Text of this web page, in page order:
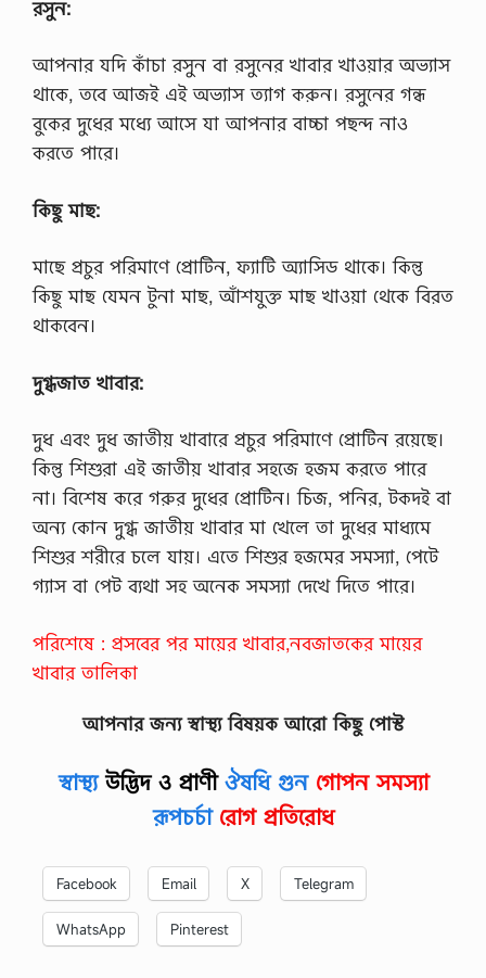
রসুন:
আপনার যদি কাঁচা রসুন বা রসুনের খাবার খাওয়ার অভ্যাস
থাকে, তবে আজই এই অভ্যাস ত্যাগ করুন। রসুনের গন্ধ
বুকের দুধের মধ্যে আসে যা আপনার বাচ্চা পছন্দ নাও
করতে পারে।
কিছু মাছ:
মাছে প্রচুর পরিমাণে প্রোটিন, ফ্যাটি অ্যাসিড থাকে। কিন্তু
কিছু মাছ যেমন টুনা মাছ, আঁশযুক্ত মাছ খাওয়া থেকে বিরত
থাকবেন।
দুগ্ধজাত খাবার:
দুধ এবং দুধ জাতীয় খাবারে প্রচুর পরিমাণে প্রোটিন রয়েছে।
কিন্তু শিশুরা এই জাতীয় খাবার সহজে হজম করতে পারে
না। বিশেষ করে গরুর দুধের প্রোটিন। চিজ, পনির, টকদই বা
অন্য কোন দুগ্ধ জাতীয় খাবার মা খেলে তা দুধের মাধ্যমে
শিশুর শরীরে চলে যায়। এতে শিশুর হজমের সমস্যা, পেটে
গ্যাস বা পেট ব্যথা সহ অনেক সমস্যা দেখে দিতে পারে।
পরিশেষে : প্রসবের পর মায়ের খাবার,নবজাতকের মায়ের
খাবার তালিকা
আপনার জন্য স্বাস্থ্য বিষয়ক আরো কিছু পোস্ট
স্বাস্থ্য উদ্ভিদ ও প্রাণী ঔষধি গুন গোপন সমস্যা
রূপচর্চা রোগ প্রতিরোধ
Facebook Email X Telegram
WhatsApp Pinterest